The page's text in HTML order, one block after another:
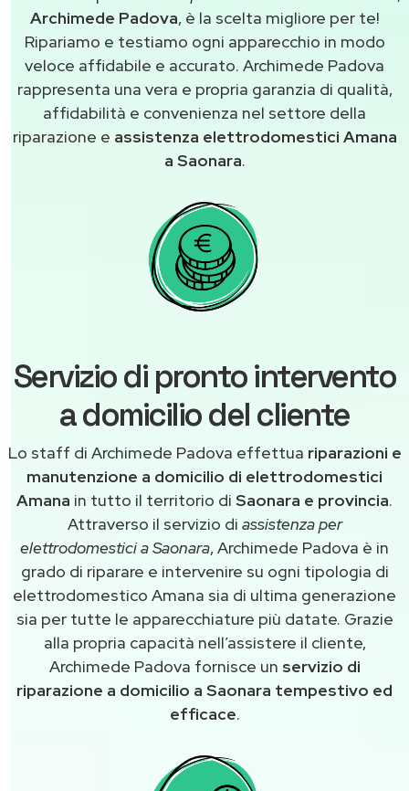
Archimede Padova, è la scelta migliore per te!
Ripariamo e testiamo ogni apparecchio in modo
veloce affidabile e accurato. Archimede Padova
rappresenta una vera e propria garanzia di qualità,
affidabilità e convenienza nel settore della
riparazione e assistenza elettrodomestici Amana
a Saonara.
Servizio di pronto intervento
a domicilio del cliente
Lo staff di Archimede Padova effettua riparazioni e
manutenzione a domicilio di elettrodomestici
Amana in tutto il territorio di Saonara e provincia.
Attraverso il servizio di assistenza per
elettrodomestici a Saonara, Archimede Padova è in
grado di riparare e intervenire su ogni tipologia di
elettrodomestico Amana sia di ultima generazione
sia per tutte le apparecchiature più datate. Grazie
alla propria capacità nell’assistere il cliente,
Archimede Padova fornisce un servizio di
riparazione a domicilio a Saonara tempestivo ed
efficace.